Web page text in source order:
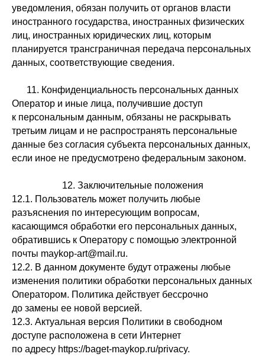
уведомления, обязан получить от органов власти
иностранного государства, иностранных физических
лиц, иностранных юридических лиц, которым
планируется трансграничная передача персональных
данных, соответствующие сведения.
11. Конфиденциальность персональных данных
Оператор и иные лица, получившие доступ
к персональным данным, обязаны не раскрывать
третьим лицам и не распространять персональные
данные без согласия субъекта персональных данных,
если иное не предусмотрено федеральным законом.
12. Заключительные положения
12.1. Пользователь может получить любые
разъяснения по интересующим вопросам,
касающимся обработки его персональных данных,
обратившись к Оператору с помощью электронной
почты maykop-art@mail.ru.
12.2. В данном документе будут отражены любые
изменения политики обработки персональных данных
Оператором. Политика действует бессрочно
до замены ее новой версией.
12.3. Актуальная версия Политики в свободном
доступе расположена в сети Интернет
по адресу https://baget-maykop.ru/privacy.